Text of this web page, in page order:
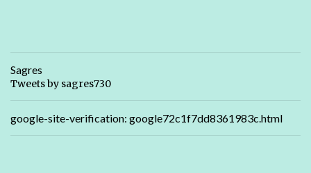
Sagres
Tweets by sagres730
google-site-verification: google72c1f7dd8361983c.html